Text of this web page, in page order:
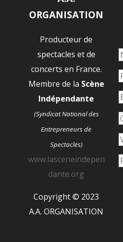
ORGANISATION
Producteur de
spectacles et de
concerts en France.
Membre de la Scène
Indépendante
(Syndicat National des
Entrepreneurs de
Spectacles)
www.lasceneindepen
dante.org
Copyright © 2023
A.A. ORGANISATION